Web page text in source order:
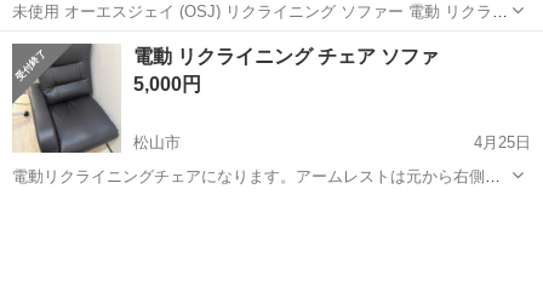
未使用 オーエスジェイ (OSJ) リクライニング ソファー 電動 リクライ
ニングソ ファー 1人 掛け ゲーミング チェア ファブリック 140° ベー
ジュ Amazonで新品36,980円で売っている商品になりま...
愛媛 松山市 ソファ リクライニング
電動 リクライニング チェア ソファ
5,000円
松山市
4月25日
電動リクライニングチェアになります。アームレストは元から右側の